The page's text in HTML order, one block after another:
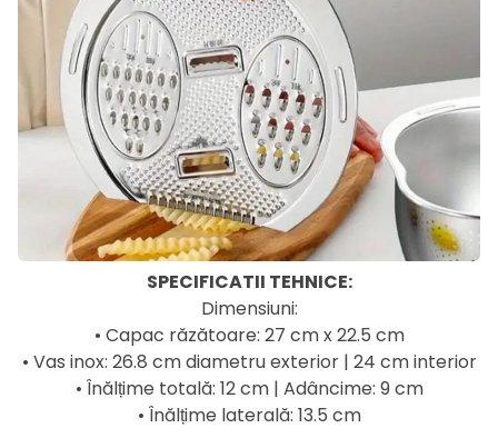
SPECIFICATII TEHNICE:
Dimensiuni:
• Capac răzătoare: 27 cm x 22.5 cm
• Vas inox: 26.8 cm diametru exterior | 24 cm interior
• Înălțime totală: 12 cm | Adâncime: 9 cm
• Înălțime laterală: 13.5 cm